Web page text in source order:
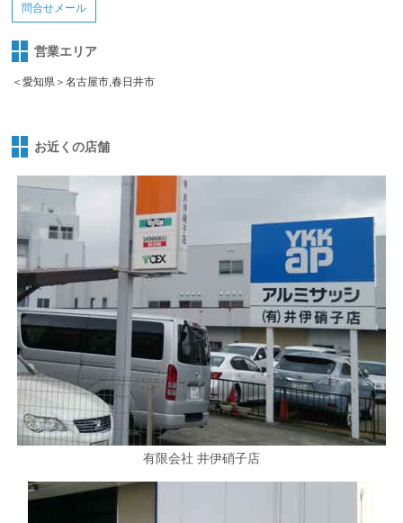
問合せメール
営業エリア
＜愛知県＞名古屋市,春日井市
お近くの店舗
有限会社 井伊硝子店